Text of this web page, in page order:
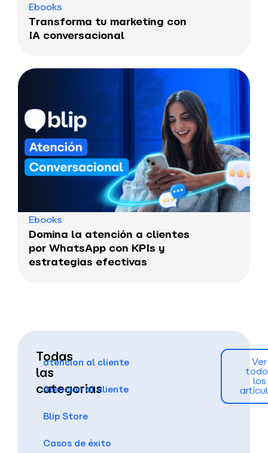
Ebooks
Transforma tu marketing con
IA conversacional
Ebooks
Domina la atención a clientes
por WhatsApp con KPIs y
estrategias efectivas
Todas
las
categorias
atencion al cliente
Atencion al cliente
Blip Store
Casos de éxito
Ver
los